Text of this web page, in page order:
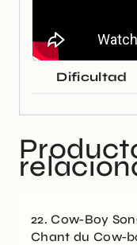
Dificultad
22. Cow-Boy
Chant du Cow-